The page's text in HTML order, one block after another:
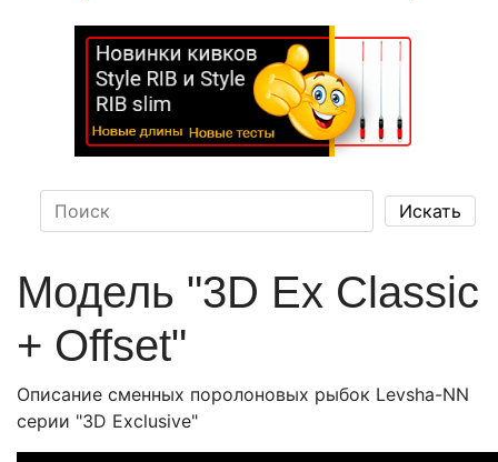
Модель "3D Ex Classic
+ Offset"
Описание сменных поролоновых рыбок Levsha-NN
серии "3D Exclusive"